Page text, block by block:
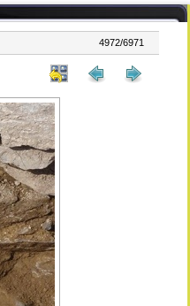
4972/6971